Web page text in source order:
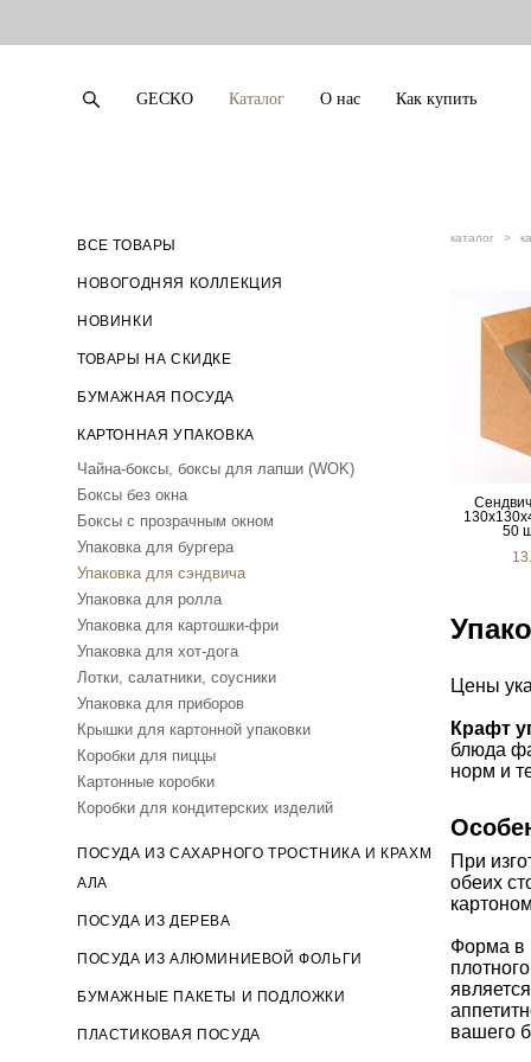
GECKO Каталог О нас Как купить
ВСЕ ТОВАРЫ
НОВОГОДНЯЯ КОЛЛЕКЦИЯ
НОВИНКИ
ТОВАРЫ НА СКИДКЕ
БУМАЖНАЯ ПОСУДА
КАРТОННАЯ УПАКОВКА
Чайна-боксы, боксы для лапши (WOK)
Боксы без окна
Боксы с прозрачным окном
Упаковка для бургера
Упаковка для сэндвича
Упаковка для ролла
Упаковка для картошки-фри
Упаковка для хот-дога
Лотки, салатники, соусники
Упаковка для приборов
Крышки для картонной упаковки
Коробки для пиццы
Картонные коробки
Коробки для кондитерских изделий
ПОСУДА ИЗ САХАРНОГО ТРОСТНИКА И КРАХМ
АЛА
ПОСУДА ИЗ ДЕРЕВА
ПОСУДА ИЗ АЛЮМИНИЕВОЙ ФОЛЬГИ
БУМАЖНЫЕ ПАКЕТЫ И ПОДЛОЖКИ
ПЛАСТИКОВАЯ ПОСУДА
каталог >
50
Цены
Крафт
блюда
норм и
При
обеих
Форма в
вашего